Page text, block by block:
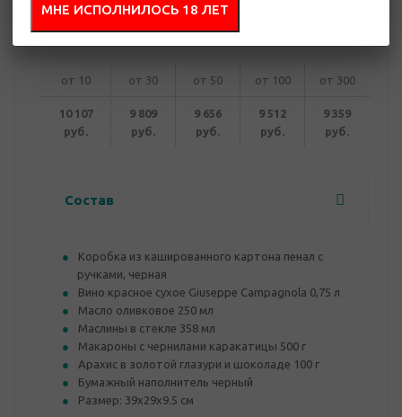
презентацию
от 10 от 30 от 50 от 100 от 300
10 107
руб.
9 809
руб.
9 656
руб.
9 512
руб.
9 359
руб.
Состав
Коробка из кашированного картона пенал с
ручками, черная
Вино красное сухое Giuseppe Campagnola 0,75 л
Масло оливковое 250 мл
Маслины в стекле 358 мл
Макароны с чернилами каракатицы 500 г
Арахис в золотой глазури и шоколаде 100 г
Бумажный наполнитель черный
Размер: 39х29х9.5 см
МНЕ ИСПОЛНИЛОСЬ 18 ЛЕТ